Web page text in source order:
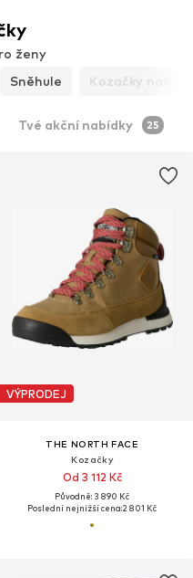
ženy
Sněhule Kozačky nad
Tvé akční nabídky 25
VÝPRODEJ
THE NORTH FACE
Kozačky
Od 3 112 Kč
Původně: 3 890 Kč
Poslední nejnižší cena:2 801 Kč